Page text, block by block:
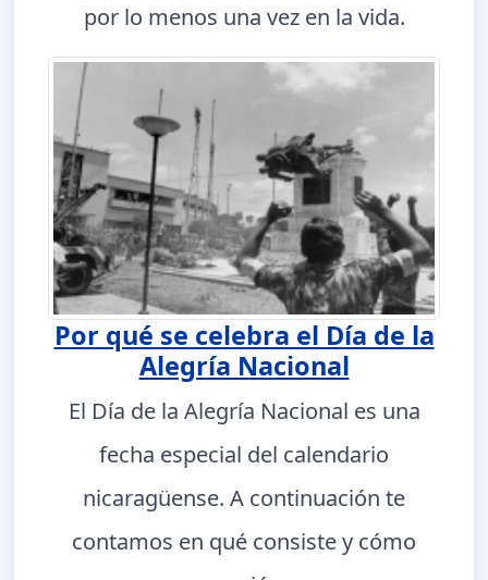
por lo menos una vez en la vida.
Por qué se celebra el Día de la
Alegría Nacional
El Día de la Alegría Nacional es una
fecha especial del calendario
nicaragüense. A continuación te
contamos en qué consiste y cómo